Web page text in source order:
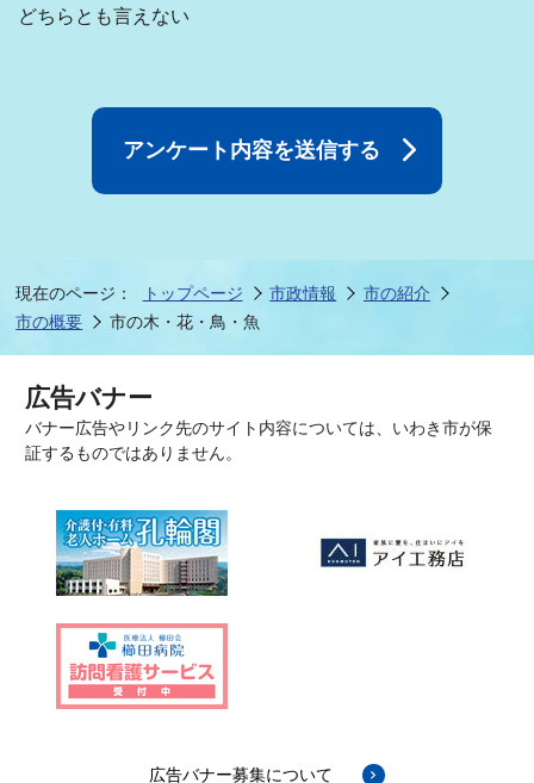
どちらとも言えない
現在のページ： トップページ 市政情報
市の紹介
市の概要
市の木・花・鳥・魚
広告バナー
バナー広告やリンク先のサイト内容については、いわき市が保
証するものではありません。
広告バナー募集について